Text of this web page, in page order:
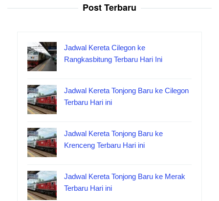
Post Terbaru
Jadwal Kereta Cilegon ke
Rangkasbitung Terbaru Hari Ini
Jadwal Kereta Tonjong Baru ke Cilegon
Terbaru Hari ini
Jadwal Kereta Tonjong Baru ke
Krenceng Terbaru Hari ini
Jadwal Kereta Tonjong Baru ke Merak
Terbaru Hari ini